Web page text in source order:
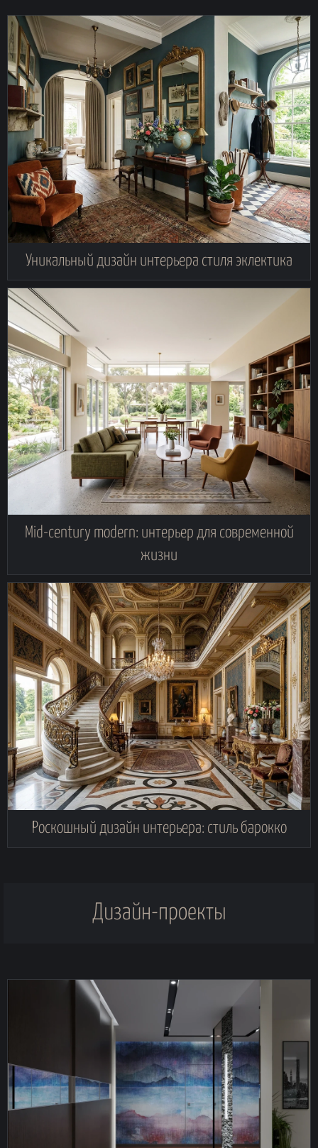
Уникальный дизайн интерьера стиля эклектика
Mid-century modern: интерьер для современной
жизни
Роскошный дизайн интерьера: стиль барокко
Дизайн-проекты